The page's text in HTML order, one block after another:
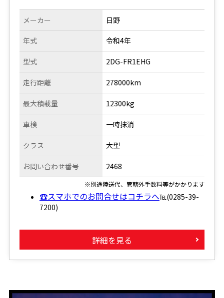
メーカー
年式
型式
走行距離
日野
令和4年
2DG-FR1EHG
278000km
最大積載量
車検
クラス
お問い合わせ番号
12300kg
一時抹消
大型
2468
※別途陸送代、管轄外手数料等がかかります
☎スマホでのお問合せはコチラへ℡(0285-39-
7200)
詳細を見る